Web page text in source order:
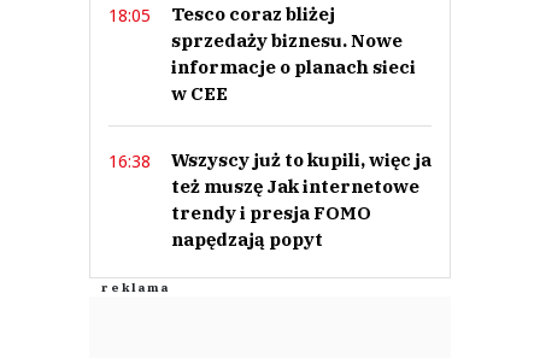
18:05
Tesco coraz bliżej
sprzedaży biznesu. Nowe
informacje o planach sieci
w CEE
16:38
Wszyscy już to kupili, więc ja
też muszę Jak internetowe
trendy i presja FOMO
napędzają popyt